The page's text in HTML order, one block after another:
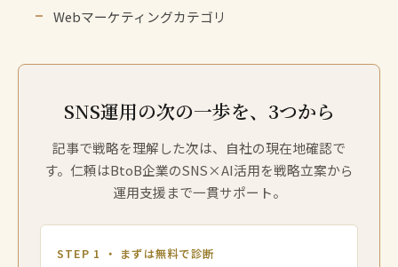
Webマーケティングカテゴリ
SNS運用の次の一歩を、3つから
記事で戦略を理解した次は、自社の現在地確認で
す。仁頼はBtoB企業のSNS×AI活用を戦略立案から
運用支援まで一貫サポート。
STEP 1 ・ まずは無料で診断